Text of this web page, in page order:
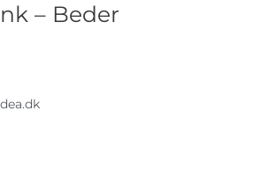
– Beder